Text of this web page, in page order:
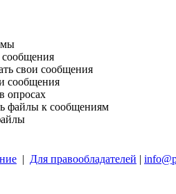
сообщения
свои сообщения
сообщения
опросах
файлы к сообщениям
| Для правообладателей |